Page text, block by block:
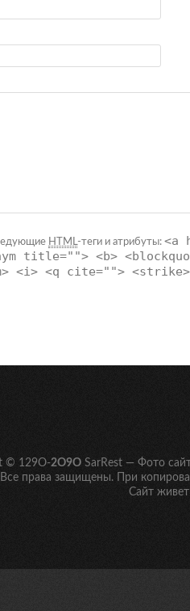
HTML-теги и атрибуты: <a
title=""> <b>
<i> <q cite="">
© 129O-2O9O SarRest — Фото
Все права защищены. При
Сайт живет